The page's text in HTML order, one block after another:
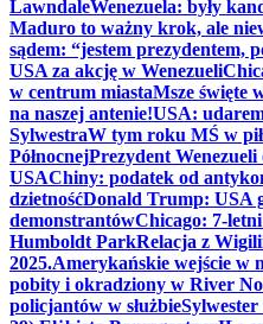
LawndaleWenezuela: były
Maduro to ważny krok, ale
sądem: “jestem prezydentem,
USA za akcję w Wenezueli
w centrum miastaMsze święte
na naszej antenie!USA:
SylwestraW tym roku MŚ w
PółnocnejPrezydent
USAChiny: podatek od
dzietnośćDonald Trump: USA
demonstrantówChicago: 7-
Humboldt ParkRelacja z
2025.Amerykańskie wejście w
pobity i okradziony w River
policjantów w służbie